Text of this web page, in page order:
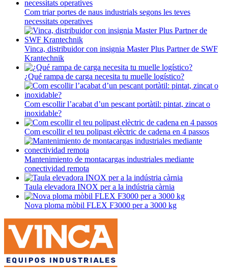
Com triar portes de naus industrials segons les teves
necessitats operatives
Vinca, distribuidor con insignia Master Plus Partner de SWF
Krantechnik
¿Qué rampa de carga necesita tu muelle logístico?
Com escollir l’acabat d’un pescant portàtil: pintat, zincat o
inoxidable?
Com escollir el teu polipast elèctric de cadena en 4 passos
Mantenimiento de montacargas industriales mediante
conectividad remota
Taula elevadora INOX per a la indústria càrnia
Nova ploma mòbil FLEX F3000 per a 3000 kg